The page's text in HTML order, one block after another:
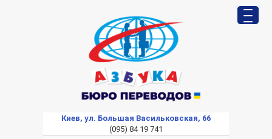
Киев, ул. Большая Васильковская, 66
(095) 84 19 741